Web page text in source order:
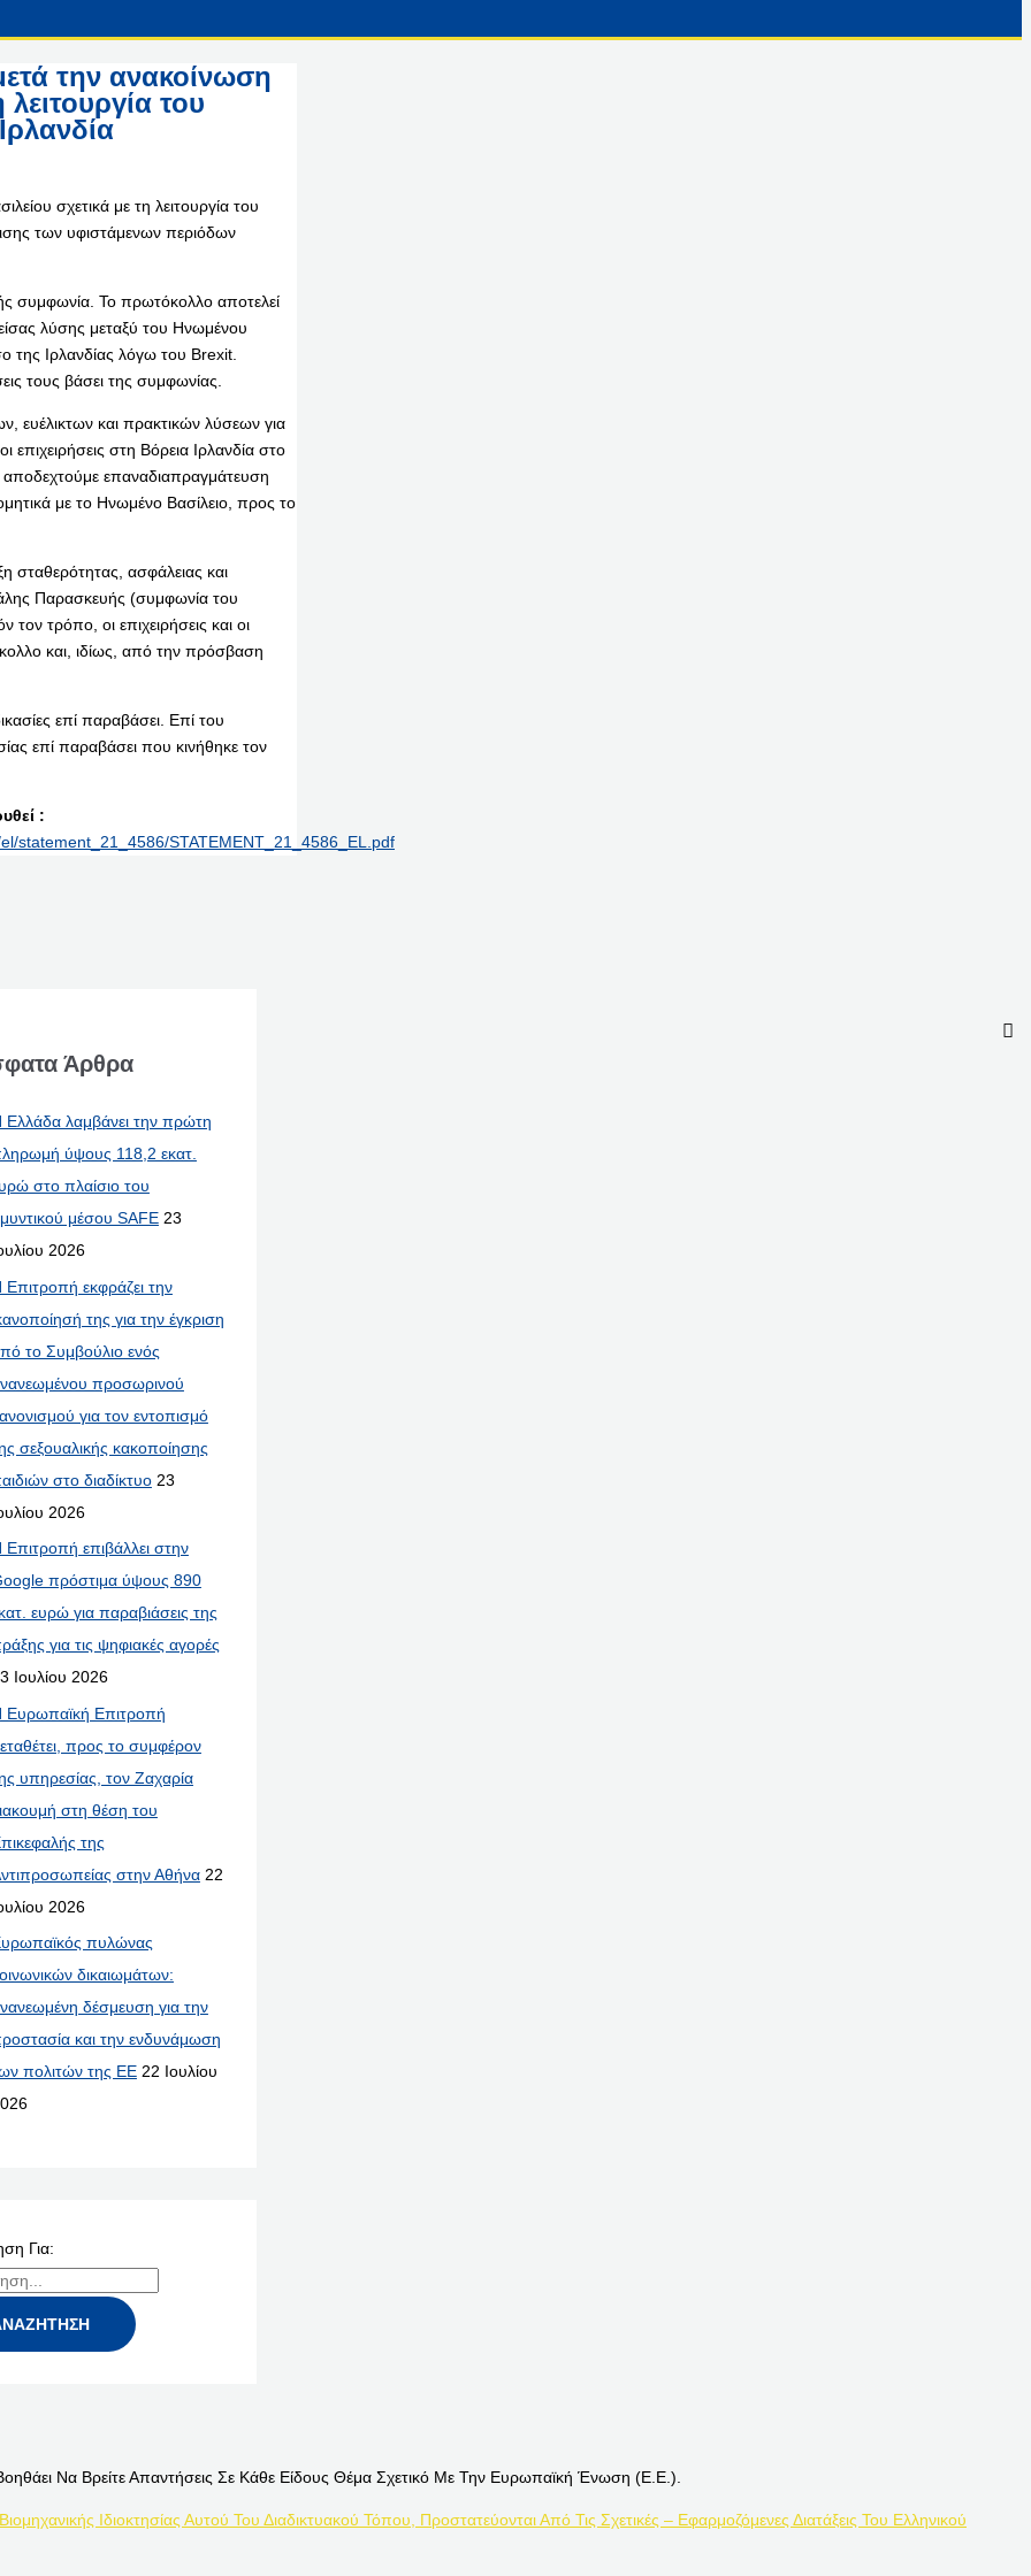
την ανακοίνωση
του
σχετικά με τη λειτουργία του
των υφιστάμενων περιόδων
συμφωνία. Το πρωτόκολλο αποτελεί
λύσης μεταξύ του Ηνωμένου
της Ιρλανδίας λόγω του Brexit.
τους βάσει της συμφωνίας.
και πρακτικών λύσεων για
επιχειρήσεις στη Βόρεια Ιρλανδία στο
επαναδιαπραγμάτευση
με το Ηνωμένο Βασίλειο, προς το
σταθερότητας, ασφάλειας και
Παρασκευής (συμφωνία του
τρόπο, οι επιχειρήσεις και οι
και, ιδίως, από την πρόσβαση
επί παραβάσει. Επί του
επί παραβάσει που κινήθηκε τον
:
statement_21_4586/STATEMENT_21_4586_EL.pdf
Άρθρα
Ελλάδα λαμβάνει την πρώτη
ύψους 118,2 εκατ.
στο πλαίσιο του
μέσου SAFE 23
2026
Επιτροπή εκφράζει την
της για την έγκριση
το Συμβούλιο ενός
προσωρινού
για τον εντοπισμό
σεξουαλικής κακοποίησης
στο διαδίκτυο 23
2026
Επιτροπή επιβάλλει στην
πρόστιμα ύψους 890
ευρώ για παραβιάσεις της
για τις ψηφιακές αγορές
Ιουλίου 2026
Ευρωπαϊκή Επιτροπή
προς το συμφέρον
υπηρεσίας, τον Ζαχαρία
στη θέση του
της
στην Αθήνα 22
2026
πυλώνας
δικαιωμάτων:
δέσμευση για την
και την ενδυνάμωση
πολιτών της ΕΕ 22 Ιουλίου
Για:
Να Βρείτε Απαντήσεις Σε Κάθε Είδους Θέμα Σχετικό Με Την Ευρωπαϊκή Ένωση (Ε.Ε.).
Ιδιοκτησίας Αυτού Του Διαδικτυακού Τόπου, Προστατεύονται Από Τις Σχετικές – Εφαρμοζόμενες Διατάξεις Του Ελληνικού